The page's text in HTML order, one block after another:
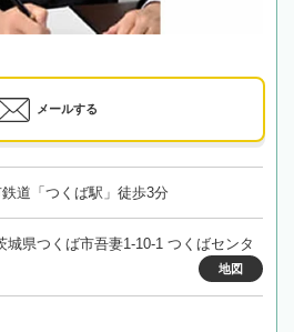
メールする
道「つくば駅」徒歩3分
城県つくば市吾妻1-10-1 つくばセンタ
地図